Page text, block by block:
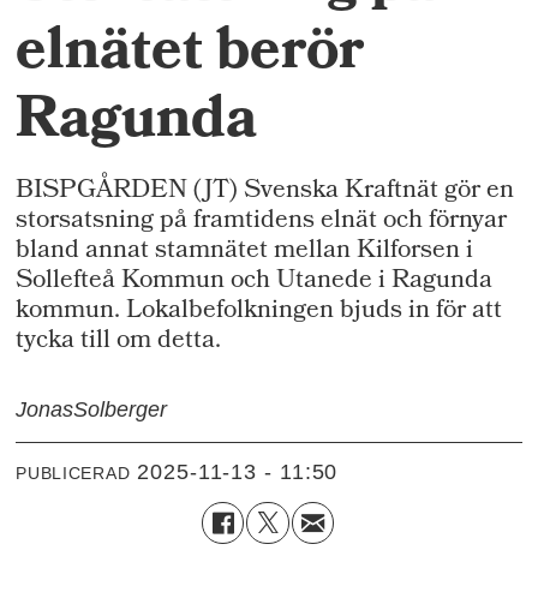
elnätet berör
Ragunda
BISPGÅRDEN (JT) Svenska Kraftnät gör en
storsatsning på framtidens elnät och förnyar
bland annat stamnätet mellan Kilforsen i
Sollefteå Kommun och Utanede i Ragunda
kommun. Lokalbefolkningen bjuds in för att
tycka till om detta.
JonasSolberger
PUBLICERAD 2025-11-13 - 11:50